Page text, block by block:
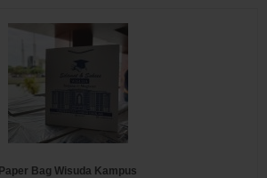
Paper Bag Wisuda Kampus